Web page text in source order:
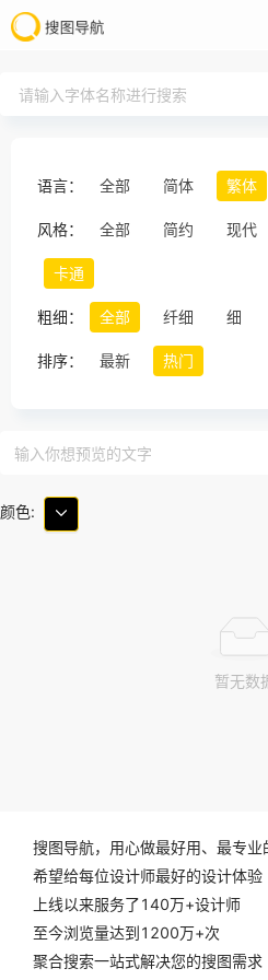
语言： 全部 简体 繁体
风格： 全部 简约 现代
卡通
粗细： 全部 纤细 细
排序： 最新 热门
颜色:
暂无数
搜图导航，用心做最好用、最专业
希望给每位设计师最好的设计体验
上线以来服务了140万+设计师
至今浏览量达到1200万+次
聚合搜索一站式解决您的搜图需求